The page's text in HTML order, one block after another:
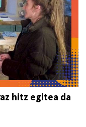
hitz egitea da